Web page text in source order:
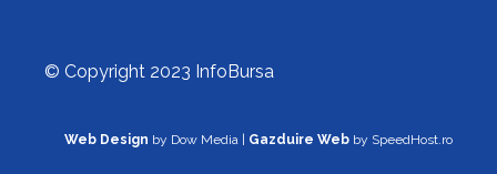
© Copyright 2023 InfoBursa
Web Design by Dow Media | Gazduire Web by SpeedHost.ro